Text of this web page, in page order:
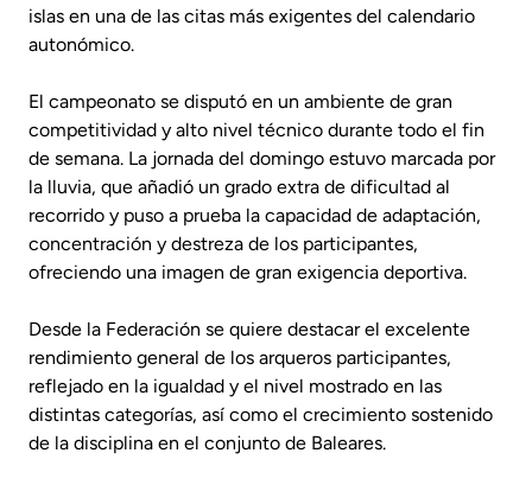
islas en una de las citas más exigentes del calendario
autonómico.
El campeonato se disputó en un ambiente de gran
competitividad y alto nivel técnico durante todo el fin
de semana. La jornada del domingo estuvo marcada por
la lluvia, que añadió un grado extra de dificultad al
recorrido y puso a prueba la capacidad de adaptación,
concentración y destreza de los participantes,
ofreciendo una imagen de gran exigencia deportiva.
Desde la Federación se quiere destacar el excelente
rendimiento general de los arqueros participantes,
reflejado en la igualdad y el nivel mostrado en las
distintas categorías, así como el crecimiento sostenido
de la disciplina en el conjunto de Baleares.